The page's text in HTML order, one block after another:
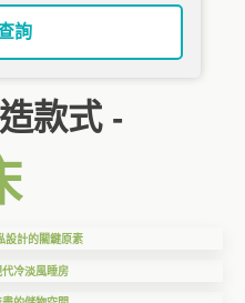
詢
款式 -
設計的關鍵原素
代冷淡風睡房